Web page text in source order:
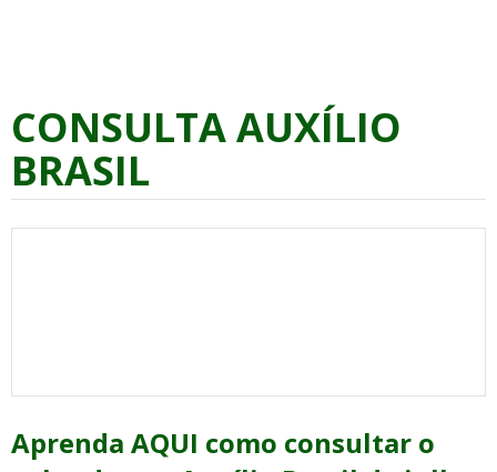
CONSULTA AUXÍLIO
BRASIL
Aprenda AQUI como consultar o